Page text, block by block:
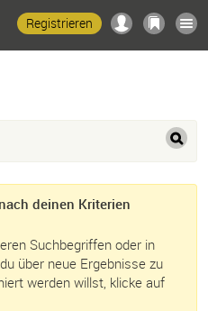
Registrieren
deinen Kriterien
Suchbegriffen oder in
über neue Ergebnisse zu
werden willst, klicke auf